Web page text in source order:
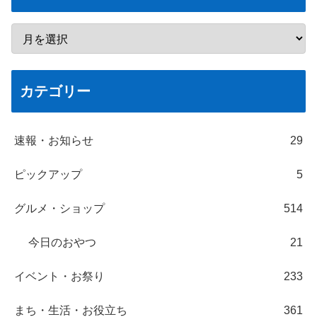
カテゴリー
速報・お知らせ 29
ピックアップ 5
グルメ・ショップ 514
今日のおやつ 21
イベント・お祭り 233
まち・生活・お役立ち 361